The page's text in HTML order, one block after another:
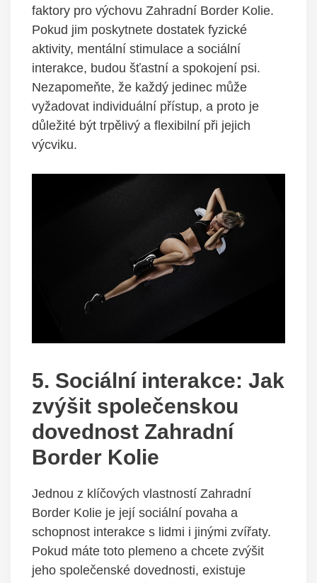
faktory pro výchovu Zahradní Border Kolie.
Pokud jim poskytnete dostatek fyzické
aktivity, mentální stimulace a sociální
interakce, budou šťastní a spokojení psi.
Nezapomeňte, že každý jedinec může
vyžadovat individuální přístup, a proto je
důležité být trpělivý a flexibilní při jejich
výcviku.
5. Sociální interakce: Jak
zvýšit společenskou
dovednost Zahradní
Border Kolie
Jednou z klíčových vlastností Zahradní
Border Kolie je její sociální povaha a
schopnost interakce s lidmi i jinými zvířaty.
Pokud máte toto plemeno a chcete zvýšit
jeho společenské dovednosti, existuje